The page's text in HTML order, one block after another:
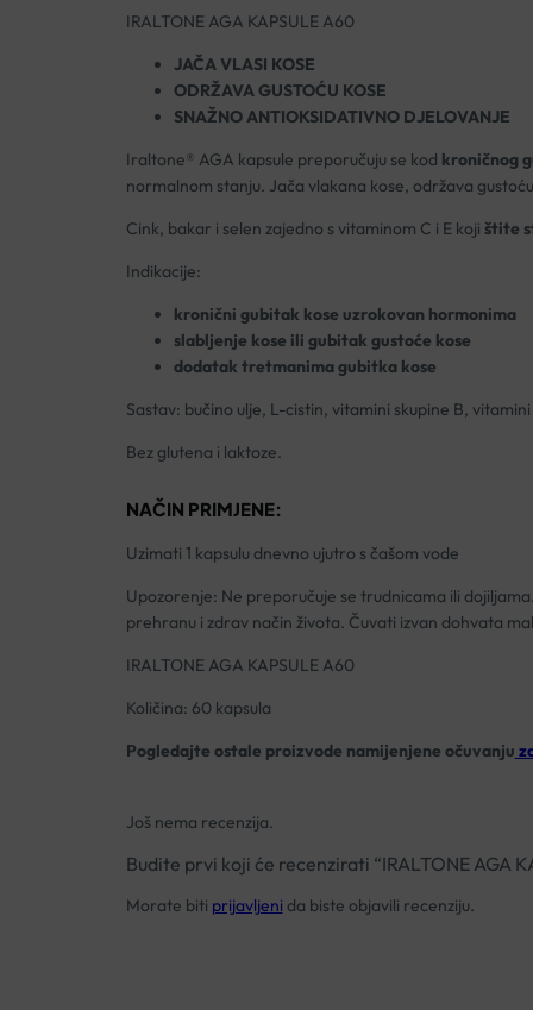
IRALTONE AGA KAPSULE A60
JAČA VLASI KOSE
ODRŽAVA GUSTOĆU KOSE
SNAŽNO ANTIOKSIDATIVNO DJELOVANJE
Iraltone® AGA kapsule preporučuju se kod kroničnog
normalnom stanju. Jača vlakana kose, održava
Cink, bakar i selen zajedno s vitaminom C i E koji štite
Indikacije:
kronični gubitak kose uzrokovan hormonima
slabljenje kose ili gubitak gustoće kose
dodatak tretmanima gubitka kose
Sastav: bučino ulje, L-cistin, vitamini skupine B,
Bez glutena i laktoze.
NAČIN PRIMJENE:
Uzimati 1 kapsulu dnevno ujutro s čašom vode
Upozorenje: Ne preporučuje se trudnicama ili
prehranu i zdrav način života. Čuvati izvan dohvata
IRALTONE AGA KAPSULE A60
Količina: 60 kapsula
Pogledajte ostale proizvode namijenjene očuvanju
Još nema recenzija.
Budite prvi koji će recenzirati “IRALTONE AGA
Morate biti prijavljeni da biste objavili recenziju.